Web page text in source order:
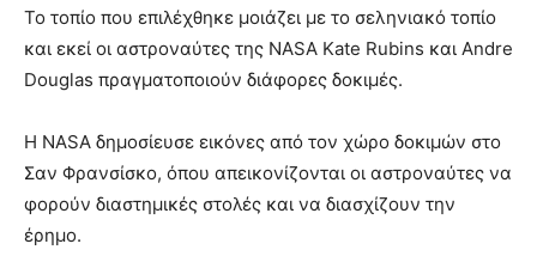
Το τοπίο που επιλέχθηκε μοιάζει με το σεληνιακό τοπίο
και εκεί οι αστροναύτες της NASA Kate Rubins και Andre
Douglas πραγματοποιούν διάφορες δοκιμές.
Η NASA δημοσίευσε εικόνες από τον χώρο δοκιμών στο
Σαν Φρανσίσκο, όπου απεικονίζονται οι αστροναύτες να
φορούν διαστημικές στολές και να διασχίζουν την
έρημο.